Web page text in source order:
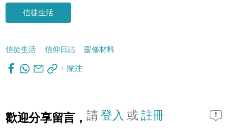
信徒生活
信徒生活 信仰日誌 靈修材料
+ 關注
歡迎分享留言， 請登入 或註冊